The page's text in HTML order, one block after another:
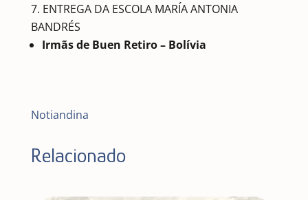
ENTREGA DA ESCOLA MARÍA ANTONIA
BANDRÉS
Irmãs de Buen Retiro – Bolívia
Notiandina
Relacionado